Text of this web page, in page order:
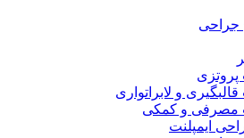
جراحی
و لابراتواری
مصرفی و کمکی
ایمپلنت